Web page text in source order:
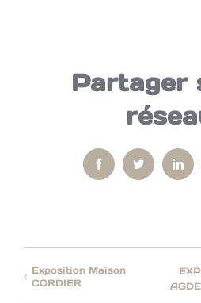
Partager
FacebookTwitter
Exposition Maison
CORDIER
AGDE